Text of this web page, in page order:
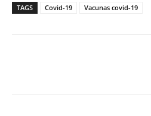
TAGS Covid-19 Vacunas covid-19